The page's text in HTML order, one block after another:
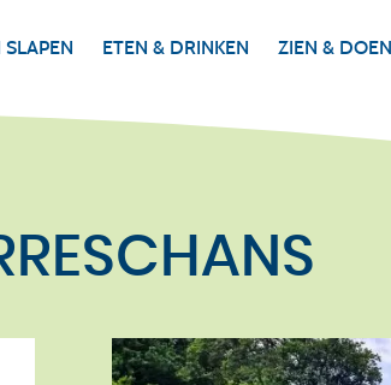
SLAPEN ETEN & DRINKEN ZIEN & DOEN